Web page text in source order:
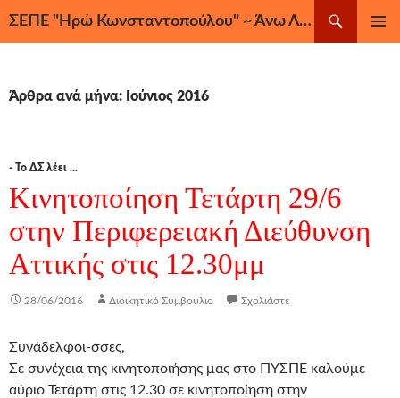
ΣΕΠΕ "Ηρώ Κωνσταντοπούλου" ~ Άνω Λιόσια, Ζεφύρι, Φυλή
Άρθρα ανά μήνα: Ιούνιος 2016
- Το ΔΣ λέει ...
Κινητοποίηση Τετάρτη 29/6
στην Περιφερειακή Διεύθυνση
Αττικής στις 12.30μμ
28/06/2016 Διοικητικό Συμβούλιο Σχολιάστε
Συνάδελφοι-σσες,
Σε συνέχεια της κινητοποιήσης μας στο ΠΥΣΠΕ καλούμε
αύριο Τετάρτη στις 12.30 σε κινητοποίηση στην